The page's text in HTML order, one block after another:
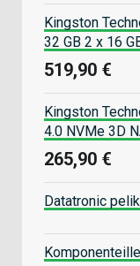
Kingston
32 GB 2 x 16
519,90 €
Kingston
4.0 NVMe 3D
265,90 €
Datatronic